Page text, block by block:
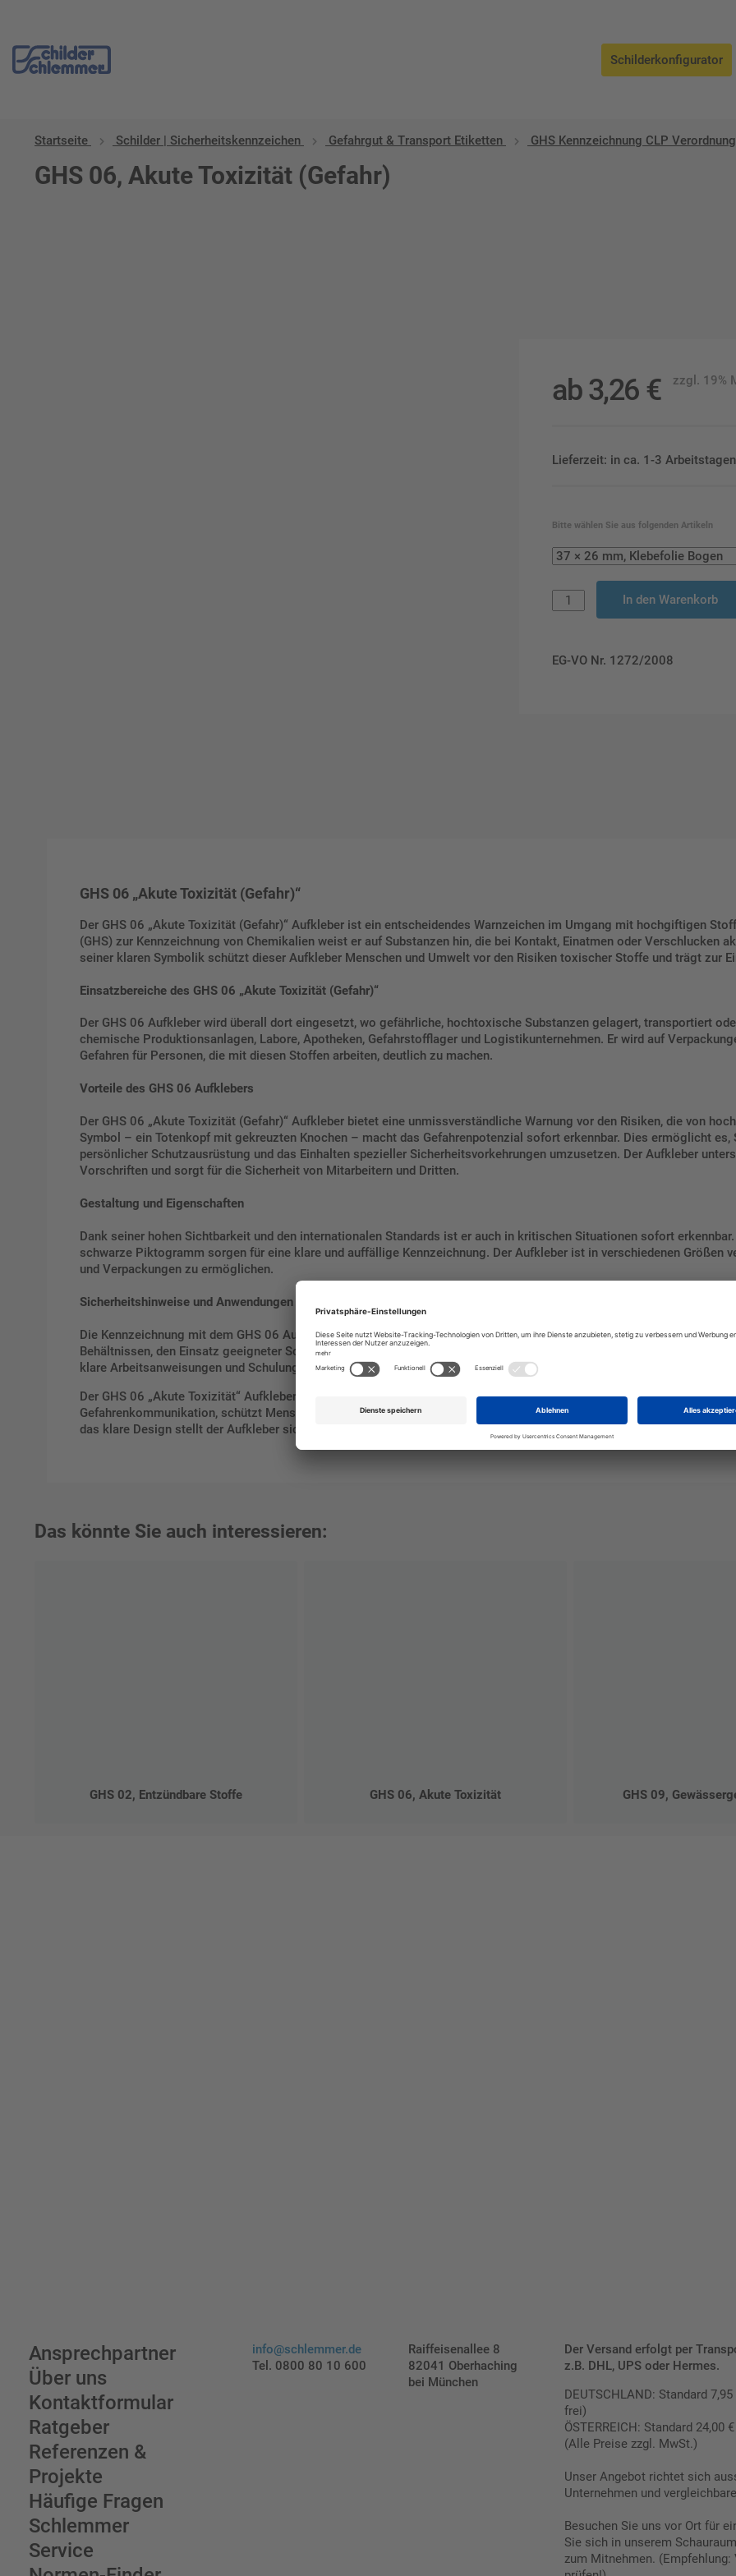
Schilderkonfigurator
Startseite Schilder | Sicherheitskennzeichen Gefahrgut & Transport Etiketten GHS Kennzeichnung CLP Verordnung
GHS 06, Akute Toxizität (Gefahr)
ab3,26 € zzgl. 19%
Lieferzeit: in ca. 1-3
Bitte wählen Sie aus folgenden Artikeln
In den Warenkorb
EG-VO Nr. 1272/2008
GHS 06 „Akute Toxizität (Gefahr)“
Der GHS 06 „Akute Toxizität (Gefahr)“ Aufkleber ist ein entscheidendes Warnzeichen im Umgang mit hochgiftigen
(GHS) zur Kennzeichnung von Chemikalien weist er auf Substanzen hin, die bei Kontakt, Einatmen oder Verschlucken
seiner klaren Symbolik schützt dieser Aufkleber Menschen und Umwelt vor den Risiken toxischer Stoffe und trägt zur
Einsatzbereiche des GHS 06 „Akute Toxizität (Gefahr)“
Der GHS 06 Aufkleber wird überall dort eingesetzt, wo gefährliche, hochtoxische Substanzen gelagert, transportiert
chemische Produktionsanlagen, Labore, Apotheken, Gefahrstofflager und Logistikunternehmen. Er wird auf
Gefahren für Personen, die mit diesen Stoffen arbeiten, deutlich zu machen.
Vorteile des GHS 06 Aufklebers
Der GHS 06 „Akute Toxizität (Gefahr)“ Aufkleber bietet eine unmissverständliche Warnung vor den Risiken, die von
Symbol – ein Totenkopf mit gekreuzten Knochen – macht das Gefahrenpotenzial sofort erkennbar. Dies ermöglicht
persönlicher Schutzausrüstung und das Einhalten spezieller Sicherheitsvorkehrungen umzusetzen. Der Aufkleber
Vorschriften und sorgt für die Sicherheit von Mitarbeitern und Dritten.
Gestaltung und Eigenschaften
Dank seiner hohen Sichtbarkeit und den internationalen Standards ist er auch in kritischen Situationen sofort
schwarze Piktogramm sorgen für eine klare und auffällige Kennzeichnung. Der Aufkleber ist in verschiedenen Größen
und Verpackungen zu ermöglichen.
Sicherheitshinweise und Anwendungen
Die Kennzeichnung mit dem GHS 06 Aufkleber fordert einen besonders vorsichtigen Umgang mit hochgiftigen
Behältnissen, den Einsatz geeigneter Schutzausrüstung wie Handschuhe und Atemschutz sowie das Bereithalten von
klare Arbeitsanweisungen und Schulungen zum Umgang mit diesen Stoffen anzubieten.
Der GHS 06 „Akute Toxizität“ Aufkleber ist ein unverzichtbares Hilfsmittel für den sicheren Umgang mit hochgiftigen
Gefahrenkommunikation, schützt Menschen vor lebensbedrohlichen Risiken und unterstützt die Einhaltung
das klare Design stellt der Aufkleber sicher, dass die Gefahren toxischer Stoffe jederzeit erkennbar sind.
Das könnte Sie auch interessieren:
GHS 02, Entzündbare Stoffe GHS 06, Akute Toxizität GHS 09,
Ansprechpartner
Über uns
Kontaktformular
Ratgeber
Referenzen &
Projekte
Häufige Fragen
Schlemmer
Service
info@schlemmer.de
Tel. 0800 80 10 600
Raiffeisenallee 8
82041 Oberhaching
bei München
Der Versand erfolgt per
z.B. DHL, UPS oder Hermes.
DEUTSCHLAND: Standard
frei)
ÖSTERREICH: Standard 24,00
(Alle Preise zzgl. MwSt.)
Unser Angebot richtet sich
Unternehmen und
Besuchen Sie uns vor Ort für
Sie sich in unserem
zum Mitnehmen. (Empfehlung: